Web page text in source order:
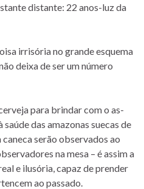
dis­tante: 22 anos-luz da
ir­ri­só­ria no grande es­quema
deixa de ser um nú­mero
para brin­dar com o as­
saúde das ama­zo­nas su­e­cas de
se­rão ob­ser­va­dos ao
na mesa – é as­sim a
e ilu­só­ria, ca­paz de pren­der
ao passado.